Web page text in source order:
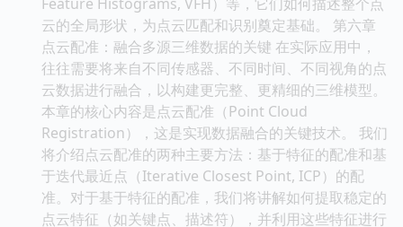
云的全局形状，为点云匹配和识别奠定基础。 第六章
点云配准：融合多源三维数据的关键 在实际应用中，
往往需要将来自不同传感器、不同时间、不同视角的点
云数据进行融合，以构建更完整、更精细的三维模型。
本章的核心内容是点云配准（Point Cloud
Registration），这是实现数据融合的关键技术。 我们
将介绍点云配准的两种主要方法：基于特征的配准和基
于迭代最近点（Iterative Closest Point, ICP）的配
准。对于基于特征的配准，我们将讲解如何提取稳定的
点云特征（如关键点、描述符），并利用这些特征进行